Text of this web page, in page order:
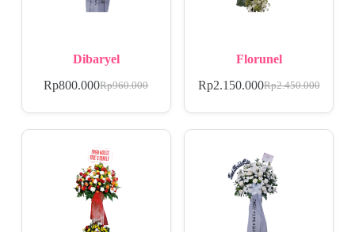
Dibaryel
Rp960.000
Rp800.000
Florunel
Rp2.450.000
Rp2.150.000